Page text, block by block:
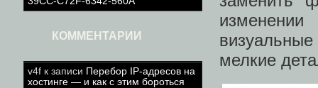
КОММЕНТАРИИ
v4f к записи Перебор IP-адресов на
хостинге — и как с этим бороться
мелкие